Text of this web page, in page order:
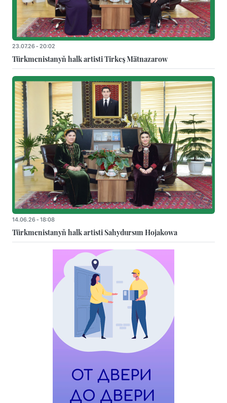
23.07.26 - 20:02
Türkmenistanyň halk artisti Tirkeş Mätnazarow
14.06.26 - 18:08
Türkmenistanyň halk artisti Sahydursun Hojakowa